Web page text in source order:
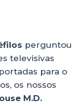
perguntou
televisivas
para o
os nossos
M.D.